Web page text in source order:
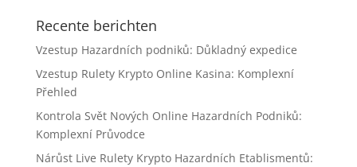
Recente berichten
Vzestup Hazardních podniků: Důkladný expedice
Vzestup Rulety Krypto Online Kasina: Komplexní
Přehled
Kontrola Svět Nových Online Hazardních Podniků:
Komplexní Průvodce
Nárůst Live Rulety Krypto Hazardních Etablismentů: